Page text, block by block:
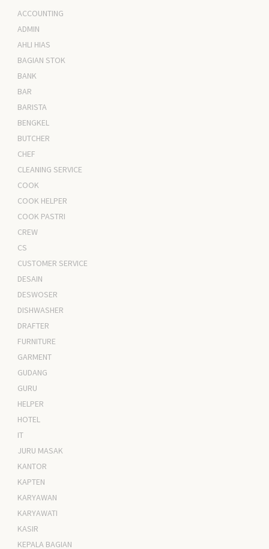
ACCOUNTING
ADMIN
AHLI HIAS
BAGIAN STOK
BANK
BAR
BARISTA
BENGKEL
BUTCHER
CHEF
CLEANING SERVICE
COOK
COOK HELPER
COOK PASTRI
CREW
CS
CUSTOMER SERVICE
DESAIN
DESWOSER
DISHWASHER
DRAFTER
FURNITURE
GARMENT
GUDANG
GURU
HELPER
HOTEL
IT
JURU MASAK
KANTOR
KAPTEN
KARYAWAN
KARYAWATI
KASIR
KEPALA BAGIAN